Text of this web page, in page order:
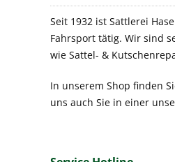
Seit 1932 ist Sattlerei
Fahrsport tätig. Wir sind
wie Sattel- &
In unserem Shop finden
uns auch Sie in einer